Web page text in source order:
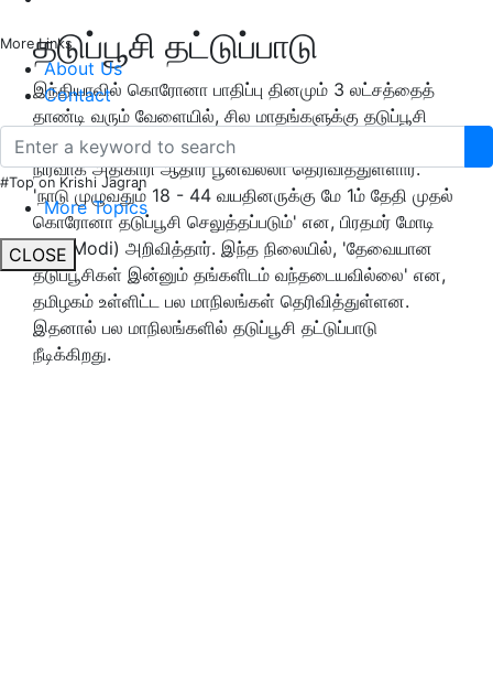
More Links
About Us
Contact
#Top on Krishi Jagran
More Topics
CLOSE
தடுப்பூசி தட்டுப்பாடு
இந்தியாவில் கொரோனா பாதிப்பு தினமும் 3 லட்சத்தைத்
தாண்டி வரும் வேளையில், சில மாதங்களுக்கு தடுப்பூசி
தட்டுப்பாடு நீடிக்கும் என, சீரம் இன்ஸ்டிடியூட் தலைமை
நிர்வாக அதிகாரி ஆதார் பூனவல்லா தெரிவித்துள்ளார்.
'நாடு முழுவதும் 18 - 44 வயதினருக்கு மே 1ம் தேதி முதல்
கொரோனா தடுப்பூசி செலுத்தப்படும்' என, பிரதமர் மோடி
(PM Modi) அறிவித்தார். இந்த நிலையில், 'தேவையான
தடுப்பூசிகள் இன்னும் தங்களிடம் வந்தடையவில்லை' என,
தமிழகம் உள்ளிட்ட பல மாநிலங்கள் தெரிவித்துள்ளன.
இதனால் பல மாநிலங்களில் தடுப்பூசி தட்டுப்பாடு
நீடிக்கிறது.